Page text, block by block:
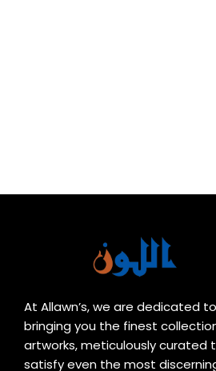
At Allawn’s, we are dedicated to
bringing you the finest
artworks, meticulously curated
satisfy even the most